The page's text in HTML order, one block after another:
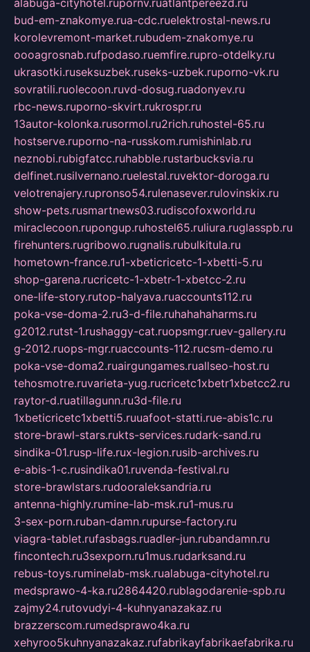
alabuga-cityhotel.rupornv.ruatlantpereezd.ru
bud-em-znakomye.rua-cdc.ruelektrostal-news.ru
korolevremont-market.rubudem-znakomye.ru
oooagrosnab.rufpodaso.ruemfire.rupro-otdelky.ru
ukrasotki.ruseksuzbek.ruseks-uzbek.ruporno-vk.ru
sovratili.ruolecoon.ruvd-dosug.ruadonyev.ru
rbc-news.ruporno-skvirt.rukrospr.ru
13autor-kolonka.rusormol.ru2rich.ruhostel-65.ru
hostserve.ruporno-na-russkom.rumishinlab.ru
neznobi.rubigfatcc.ruhabble.rustarbucksvia.ru
delfinet.rusilvernano.ruelestal.ruvektor-doroga.ru
velotrenajery.rupronso54.rulenasever.rulovinskix.ru
show-pets.rusmartnews03.rudiscofoxworld.ru
miraclecoon.rupongup.ruhostel65.ruliura.ruglasspb.ru
firehunters.rugribowo.rugnalis.rubulkitula.ru
hometown-france.ru1-xbeticricetc-1-xbetti-5.ru
shop-garena.rucricetc-1-xbetr-1-xbetcc-2.ru
one-life-story.rutop-halyava.ruaccounts112.ru
poka-vse-doma-2.ru3-d-file.ruhahahaharms.ru
g2012.rutst-1.rushaggy-cat.ruopsmgr.ruev-gallery.ru
g-2012.ruops-mgr.ruaccounts-112.rucsm-demo.ru
poka-vse-doma2.ruairgungames.ruallseo-host.ru
tehosmotre.ruvarieta-yug.rucricetc1xbetr1xbetcc2.ru
raytor-d.ruatillagunn.ru3d-file.ru
1xbeticricetc1xbetti5.ruuafoot-statti.rue-abis1c.ru
store-brawl-stars.rukts-services.rudark-sand.ru
sindika-01.rusp-life.rux-legion.rusib-archives.ru
e-abis-1-c.rusindika01.ruvenda-festival.ru
store-brawlstars.rudooraleksandria.ru
antenna-highly.rumine-lab-msk.ru1-mus.ru
3-sex-porn.ruban-damn.rupurse-factory.ru
viagra-tablet.rufasbags.ruadler-jun.rubandamn.ru
fincontech.ru3sexporn.ru1mus.rudarksand.ru
rebus-toys.ruminelab-msk.rualabuga-cityhotel.ru
medsprawo-4-ka.ru2864420.rublagodarenie-spb.ru
zajmy24.rutovudyi-4-kuhnyanazakaz.ru
brazzerscom.rumedsprawo4ka.ru
xehyroo5kuhnyanazakaz.rufabrikayfabrikaefabrika.ru